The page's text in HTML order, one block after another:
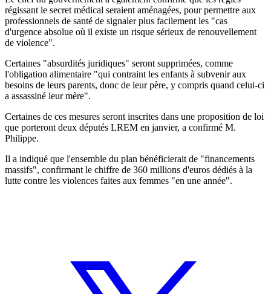
régissant le secret médical seraient aménagées, pour permettre aux
professionnels de santé de signaler plus facilement les "cas
d'urgence absolue où il existe un risque sérieux de renouvellement
de violence".
Certaines "absurdités juridiques" seront supprimées, comme
l'obligation alimentaire "qui contraint les enfants à subvenir aux
besoins de leurs parents, donc de leur père, y compris quand celui-ci
a assassiné leur mère".
Certaines de ces mesures seront inscrites dans une proposition de loi
que porteront deux députés LREM en janvier, a confirmé M.
Philippe.
Il a indiqué que l'ensemble du plan bénéficierait de "financements
massifs", confirmant le chiffre de 360 millions d'euros dédiés à la
lutte contre les violences faites aux femmes "en une année".